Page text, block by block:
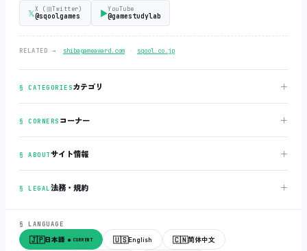
𝕏X (旧Twitter)
@sqoolgames ▶YouTube
@gamestudylab
RELATED → shibagameaward.com ‧ sqool.co.jp
§ CATEGORIESカテゴリ ＋
§ CORNERS コーナー ＋
§ ABOUTサイト情報 ＋
§ LEGAL法務・規約 ＋
§ LANGUAGE
🇯🇵日本語 ● CURRENT 🇺🇸English 🇨🇳简体中文